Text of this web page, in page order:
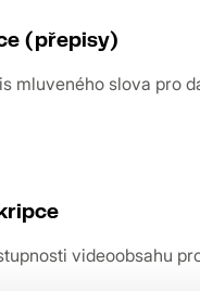
(přepisy)
mluveného slova pro
videoobsahu